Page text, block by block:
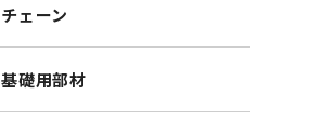
チェーン
基礎用部材